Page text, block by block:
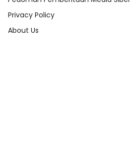
Privacy Policy
About Us